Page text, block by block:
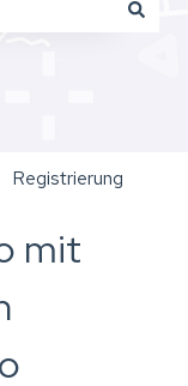
Registrierung
mit